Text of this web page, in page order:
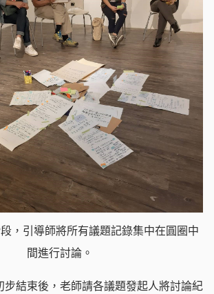
，引導師將所有議題記錄集中在圓圈中
間進行討論。
步結束後，老師請各議題發起人將討論紀